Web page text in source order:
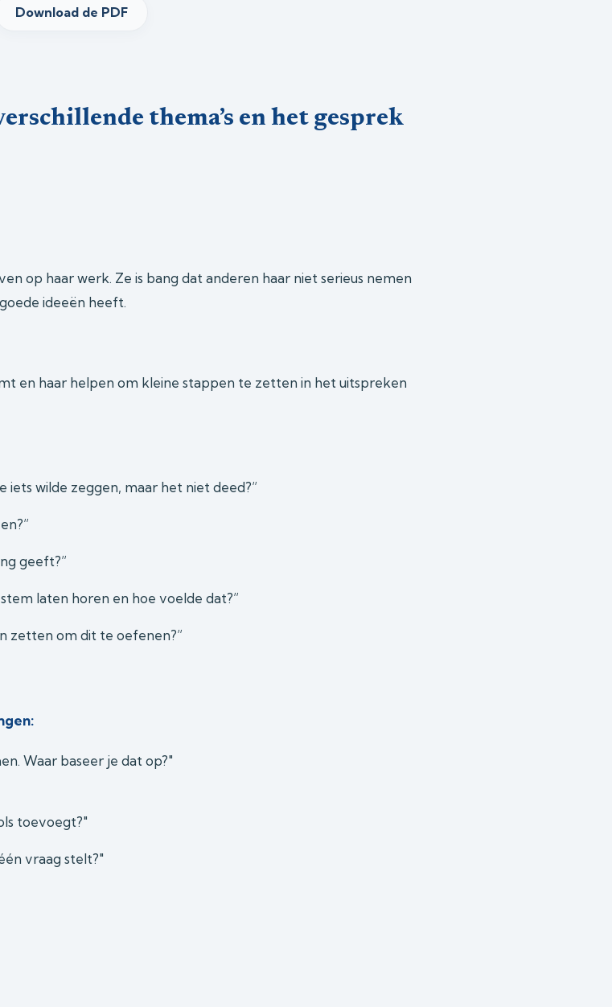
Download de PDF
thema’s en het gesprek
op haar werk. Ze is bang dat anderen haar niet serieus nemen
ideeën heeft.
en haar helpen om kleine stappen te zetten in het uitspreken
iets wilde zeggen, maar het niet deed?”
geeft?”
laten horen en hoe voelde dat?”
zetten om dit te oefenen?”
Waar baseer je dat op?"
toevoegt?"
vraag stelt?"